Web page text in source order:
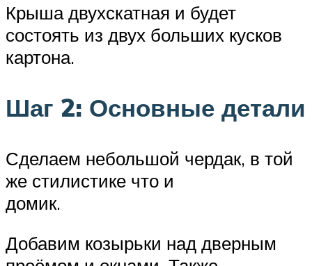
Крыша двухскатная и будет
состоять из двух больших кусков
картона.
Шаг 2: Основные детали
Сделаем небольшой чердак, в той
же стилистике что и
домик.
Добавим козырьки над дверным